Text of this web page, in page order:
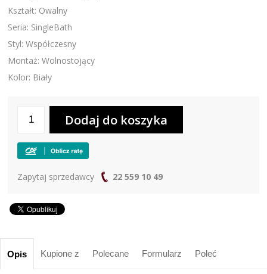
Kształt: Owalny
Seria: SingleBath
Styl: Współczesny
Montaż: Wolnostojący
Kolor: Biały
Zapytaj sprzedawcy 22 559 10 49
Opis Kupione z Polecane Formularz Poleć